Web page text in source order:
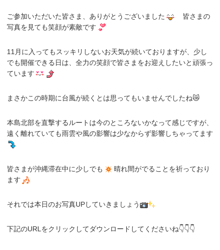
ご参加いただいた皆さま、ありがとうございました
皆さまの
写真を見ても笑顔が素敵です
11月に入ってもスッキリしないお天気が続いておりますが、少し
でも開催できる日は、全力の笑顔で皆さまをお迎えしたいと頑張っ
ています
まさかこの時期に台風が続くとは思ってもいませんでしたね😿
本島北部を直撃するルートは今のところないかなって感じですが、
遠く離れていても雨雲や風の影響は少なからず影響しちゃってます
皆さまが沖縄滞在中に少しでも
晴れ間がでることを祈っており
ます
それでは本日のお写真UPしていきましょう
下記のURLをクリックしてダウンロードしてくださいね👇👇👇